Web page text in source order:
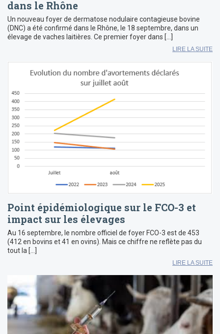
dans le Rhône
Un nouveau foyer de dermatose nodulaire contagieuse bovine
(DNC) a été confirmé dans le Rhône, le 18 septembre, dans un
élevage de vaches laitières. Ce premier foyer dans […]
LIRE LA SUITE
Point épidémiologique sur le FCO-3 et
impact sur les élevages
Au 16 septembre, le nombre officiel de foyer FCO-3 est de 453
(412 en bovins et 41 en ovins). Mais ce chiffre ne reflète pas du
tout la […]
LIRE LA SUITE